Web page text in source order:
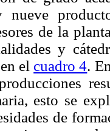
nueve
de la
y
el cuadro 4.
esto se
de